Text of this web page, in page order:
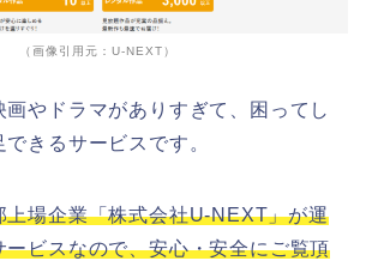
（画像引用元：U-NEXT）
画やドラマがありすぎて、困ってし
きるサービスです。
上場企業「株式会社U-NEXT」が運
ービスなので、安心・安全にご覧頂